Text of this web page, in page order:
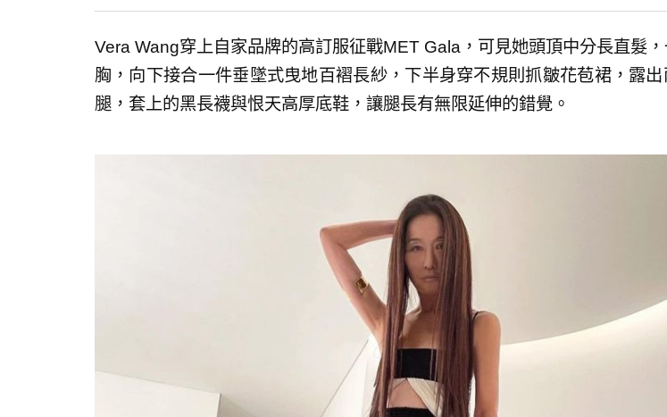
Vera Wang穿上自家品牌的高訂服征戰MET Gala，可見她頭頂中分長直髮
胸，向下接合一件垂墜式曳地百褶長紗，下半身穿不規則抓皺花苞裙，露
腿，套上的黑長襪與恨天高厚底鞋，讓腿長有無限延伸的錯覺。